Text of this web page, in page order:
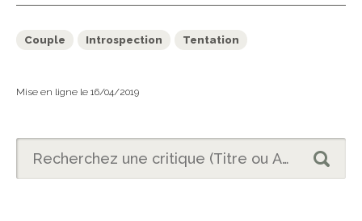
Couple Introspection Tentation
Mise en ligne le 16/04/2019